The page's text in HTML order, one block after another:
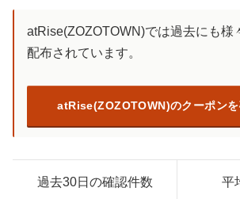
atRise(ZOZOTOWN)では過去にも様
配布されています。
atRise(ZOZOTOWN)のクーポンを
過去30日の確認件数
平